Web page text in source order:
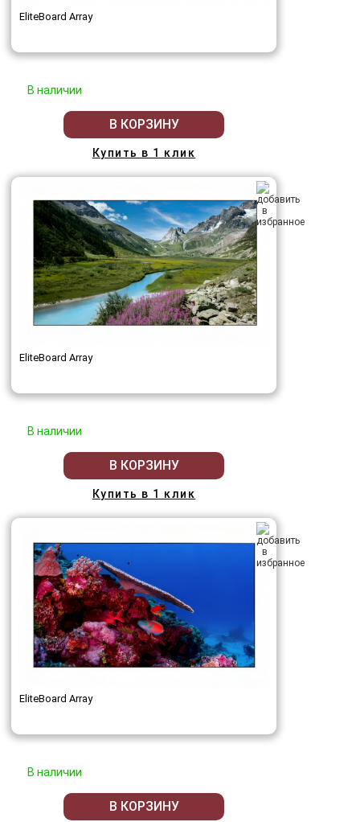
EliteBoard Array
В наличии
В КОРЗИНУ
Купить в 1 клик
EliteBoard Array
В наличии
В КОРЗИНУ
Купить в 1 клик
EliteBoard Array
В наличии
В КОРЗИНУ